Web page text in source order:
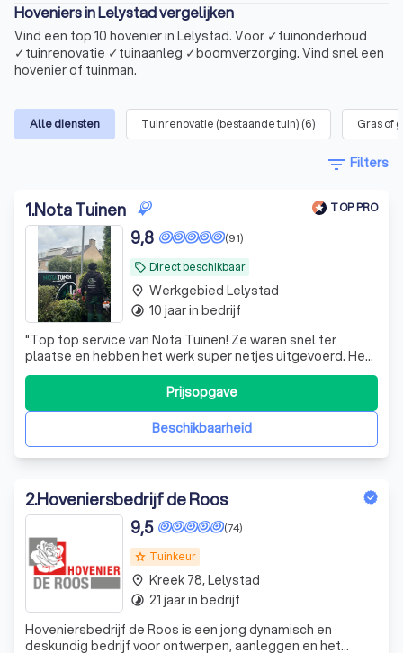
Hoveniers in Lelystad vergelijken
Vind een top 10 hovenier in Lelystad. Voor ✓tuinonderhoud
✓tuinrenovatie ✓tuinaanleg ✓boomverzorging. Vind snel een
hovenier of tuinman.
Alle diensten Tuinrenovatie (bestaande tuin) (6) Gras of
filter_list Filters
1.Nota Tuinen TOP PRO
local_offer Direct beschikbaar
(91)
9,8
"Top top service van Nota Tuinen! Ze waren snel ter
plaatse en hebben het werk super netjes uitgevoerd. Het
team bestond uit beleefde en nette mannen die duidelijk
weten wat ze doen. Zeker een aanrader!!!
Beschikbaarheid
Prijsopgave
place Werkgebied Lelystad
timelapse 10 jaar in bedrijf
2.Hoveniersbedrijf de Roos
grade Tuinkeur
(74)
9,5
Hoveniersbedrijf de Roos is een jong dynamisch en
deskundig bedrijf voor ontwerpen, aanleggen en het
place Kreek 78, Lelystad
timelapse 21 jaar in bedrijf